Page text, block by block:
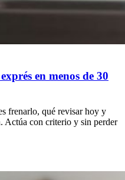
en menos de 30
frenarlo, qué revisar hoy y
Actúa con criterio y sin perder